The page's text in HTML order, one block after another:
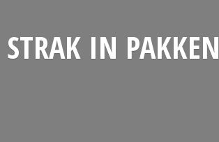
STRAK IN PAKKEN